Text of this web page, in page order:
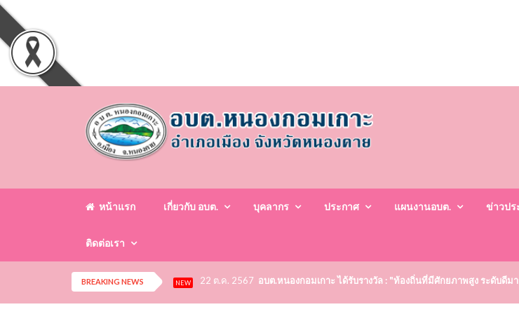
หน้าแรก เกี่ยวกับ อบต. บุคลากร ประกาศ แผนงานอบต. ข่าวป
ติดต่อเรา
BREAKING NEWS NEW 22 ต.ค. 2567 อบต.หนองกอมเกาะ ได้รับรางวัล : "ท้องถิ่นที่มีศักยภาพสูง ระดับดี